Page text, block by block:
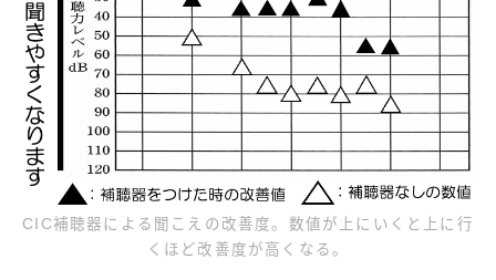
CIC補聴器による聞こえの改善度。数値が上にいくと上に行
くほど改善度が高くなる。